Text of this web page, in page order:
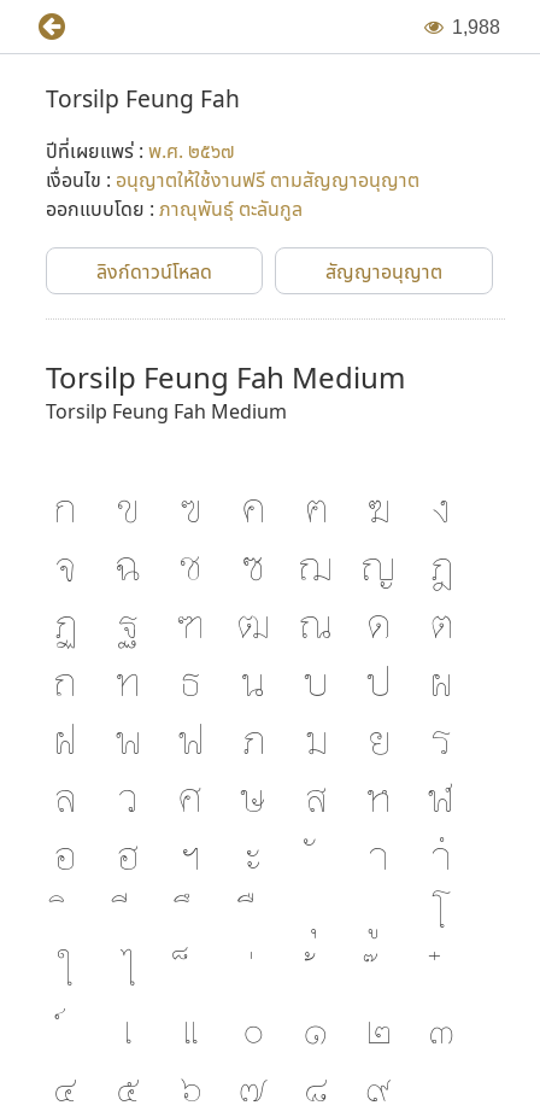
1,988
Torsilp Feung Fah
ปีที่เผยแพร่ : พ.ศ. ๒๕๖๗
เงื่อนไข : อนุญาตให้ใช้งานฟรี ตามสัญญาอนุญาต
ออกแบบโดย : ภาณุพันธุ์ ตะลันกูล
ลิงก์ดาวน์โหลด สัญญาอนุญาต
Torsilp Feung Fah Medium
Torsilp Feung Fah Medium
ก ข ฃ ค ฅ ฆ
ง
จ
ฉ ช ซ ฌ ญ
ฎ
ฏ
ฐ ฑ ฒ ณ ด
ต
ถ
ท ธ น บ ป
ผ
ฝ
พ ฟ ภ ม ย
ร
ล
ว ศ ษ ส ห
ฬ
อ
ฮ ฯ ะ า
ำ
โ
ใ
ไ
เ
แ ๐ ๑ ๒
๓
๔
๕ ๖ ๗ ๘ ๙